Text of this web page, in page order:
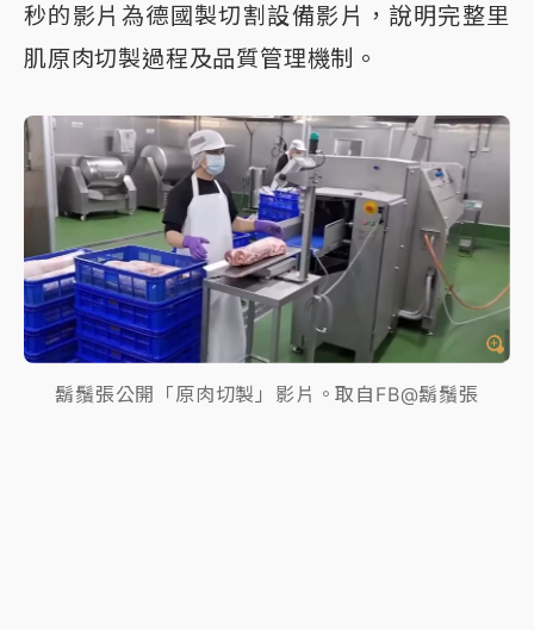
秒的影片為德國製切割設備影片，說明完整里
肌原肉切製過程及品質管理機制。
鬍鬚張公開「原肉切製」影片。取自FB@鬍鬚張